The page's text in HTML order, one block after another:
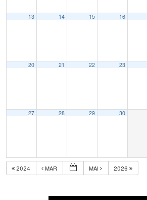
13 14 15 16
20 21 22 23
27 28 29 30
2024 MAR MAI 2026